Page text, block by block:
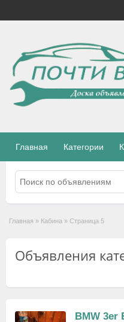
Главная Категории
Главная » Кабина » Страница 5
Объявления
BMW 3er